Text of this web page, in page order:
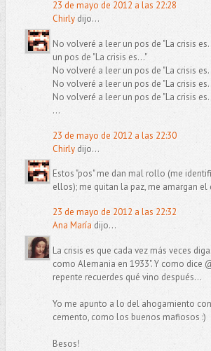
23 de mayo de 2012 a las 22:28
Chirlydijo...
No volveré a leer un pos de "La crisis
un pos de "La crisis es..."
No volveré a leer un pos de "La crisis
No volveré a leer un pos de "La crisis
No volveré a leer un pos de "La crisis
...
23 de mayo de 2012 a las 22:30
Chirlydijo...
Estos "pos" me dan mal rollo (me
ellos); me quitan la paz, me amargan el
23 de mayo de 2012 a las 22:32
Ana María dijo...
La crisis es que cada vez más veces
como Alemania en 1933". Y como dice
repente recuerdes qué vino después...
Yo me apunto a lo del ahogamiento
cemento, como los buenos mafiosos :)
Besos!